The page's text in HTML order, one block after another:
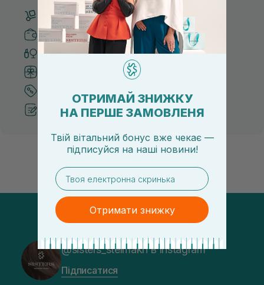
Безкоштовна доставка від 3000 UAH
Безпечні способи оплати
Тільки оригінальна косметика
Система бонусів та лояльності
Кращі ціни та топ товари
Рекомендації від косметологів
@sisters_stelmakh в Instagram
Підписатися
ОТРИМАЙ ЗНИЖКУ
НА ПЕРШЕ ЗАМОВЛЕНЯ
Твій вітальний бонус вже чекає —
підписуйся на наші новини!
email
Отримати знижку